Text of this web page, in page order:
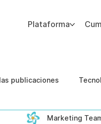
Plataforma
publicaciones
Estudios de caso Etica
Marketing